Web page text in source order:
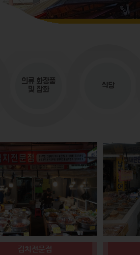
의류 화장품
및 잡화
식당
김치전문점